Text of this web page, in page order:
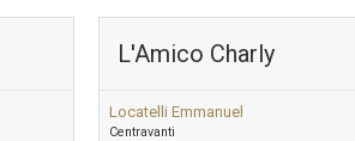
L'Amico Charly
Locatelli Emmanuel
Centravanti